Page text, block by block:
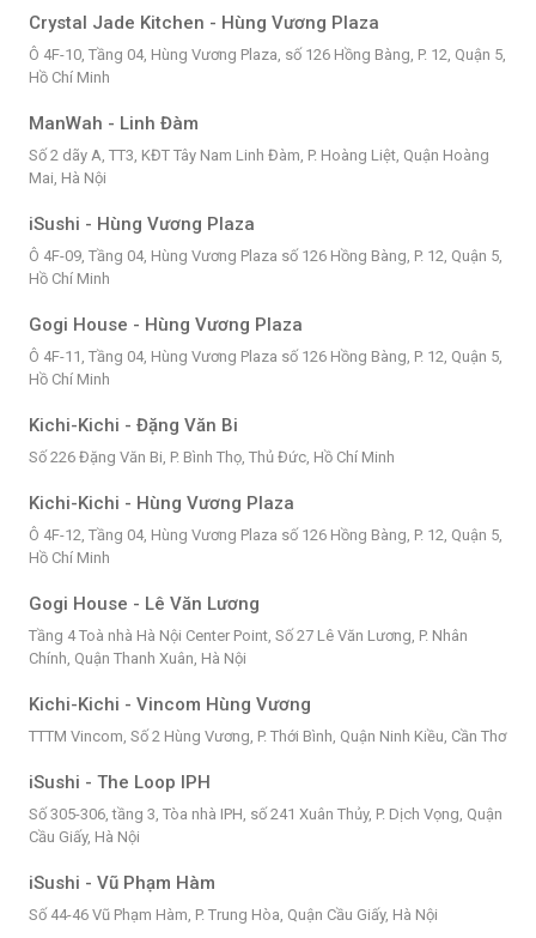
Crystal Jade Kitchen - Hùng Vương Plaza
Ô 4F-10, Tầng 04, Hùng Vương Plaza, số 126 Hồng Bàng, P. 12, Quận 5,
Hồ Chí Minh
ManWah - Linh Đàm
Số 2 dãy A, TT3, KĐT Tây Nam Linh Đàm, P. Hoàng Liệt, Quận Hoàng
Mai, Hà Nội
iSushi - Hùng Vương Plaza
Ô 4F-09, Tầng 04, Hùng Vương Plaza số 126 Hồng Bàng, P. 12, Quận 5,
Hồ Chí Minh
Gogi House - Hùng Vương Plaza
Ô 4F-11, Tầng 04, Hùng Vương Plaza số 126 Hồng Bàng, P. 12, Quận 5,
Hồ Chí Minh
Kichi-Kichi - Đặng Văn Bi
Số 226 Đặng Văn Bi, P. Bình Thọ, Thủ Đức, Hồ Chí Minh
Kichi-Kichi - Hùng Vương Plaza
Ô 4F-12, Tầng 04, Hùng Vương Plaza số 126 Hồng Bàng, P. 12, Quận 5,
Hồ Chí Minh
Gogi House - Lê Văn Lương
Tầng 4 Toà nhà Hà Nội Center Point, Số 27 Lê Văn Lương, P. Nhân
Chính, Quận Thanh Xuân, Hà Nội
Kichi-Kichi - Vincom Hùng Vương
TTTM Vincom, Số 2 Hùng Vương, P. Thới Bình, Quận Ninh Kiều, Cần Thơ
iSushi - The Loop IPH
Số 305-306, tầng 3, Tòa nhà IPH, số 241 Xuân Thủy, P. Dịch Vọng, Quận
Cầu Giấy, Hà Nội
iSushi - Vũ Phạm Hàm
Số 44-46 Vũ Phạm Hàm, P. Trung Hòa, Quận Cầu Giấy, Hà Nội